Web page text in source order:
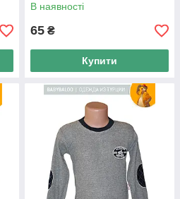
Стильний дитячий
батник
- дітям
вигляд при
В наявності
65 ₴
Купити